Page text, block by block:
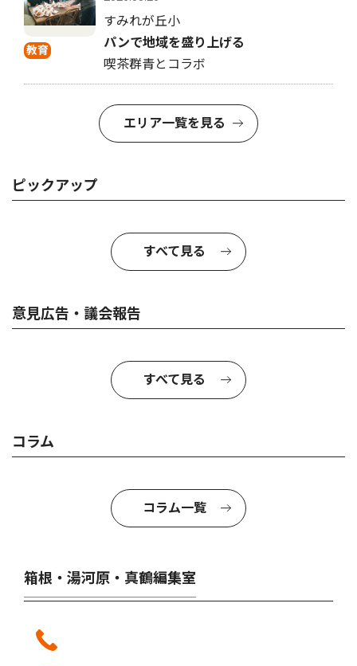
教育
すみれが丘小
パンで地域を盛り上げる
喫茶群青とコラボ
エリア一覧を見る
ピックアップ
すべて見る
意見広告・議会報告
すべて見る
コラム
コラム一覧
箱根・湯河原・真鶴編集室